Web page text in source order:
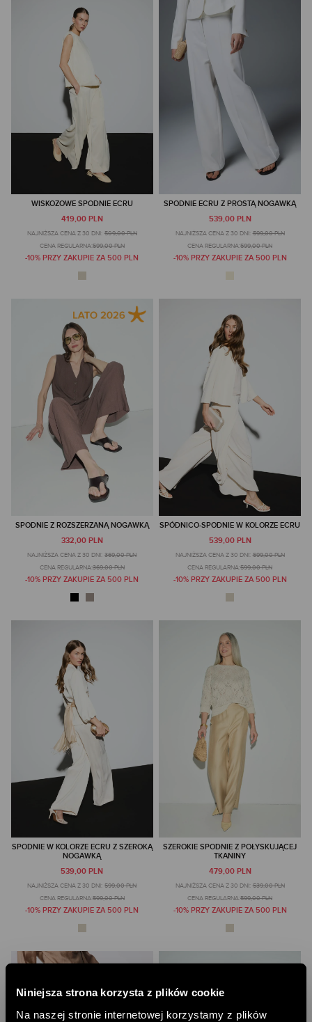
Niniejsza strona korzysta z plików cookie
Na naszej stronie internetowej korzystamy z plików
WISKOZOWE SPODNIE ECRU
419,00 PLN
NAJNIŻSZA CENA Z 30 DNI: 509,00 PLN
CENA REGULARNA:599,00 PLN
-10% PRZY ZAKUPIE ZA 500 PLN
SPODNIE ECRU Z PROSTĄ NOGAWKĄ
539,00 PLN
NAJNIŻSZA CENA Z 30 DNI: 599,00 PLN
CENA REGULARNA:599,00 PLN
-10% PRZY ZAKUPIE ZA 500 PLN
SPODNIE Z ROZSZERZANĄ NOGAWKĄ
332,00 PLN
NAJNIŻSZA CENA Z 30 DNI: 369,00 PLN
CENA REGULARNA:369,00 PLN
-10% PRZY ZAKUPIE ZA 500 PLN
SPÓDNICO-SPODNIE W KOLORZE ECRU
539,00 PLN
NAJNIŻSZA CENA Z 30 DNI: 599,00 PLN
CENA REGULARNA:599,00 PLN
-10% PRZY ZAKUPIE ZA 500 PLN
SPODNIE W KOLORZE ECRU Z SZEROKĄ
NOGAWKĄ
539,00 PLN
NAJNIŻSZA CENA Z 30 DNI: 599,00 PLN
CENA REGULARNA:599,00 PLN
-10% PRZY ZAKUPIE ZA 500 PLN
SZEROKIE SPODNIE Z POŁYSKUJĄCEJ
TKANINY
479,00 PLN
NAJNIŻSZA CENA Z 30 DNI: 539,00 PLN
CENA REGULARNA:599,00 PLN
-10% PRZY ZAKUPIE ZA 500 PLN